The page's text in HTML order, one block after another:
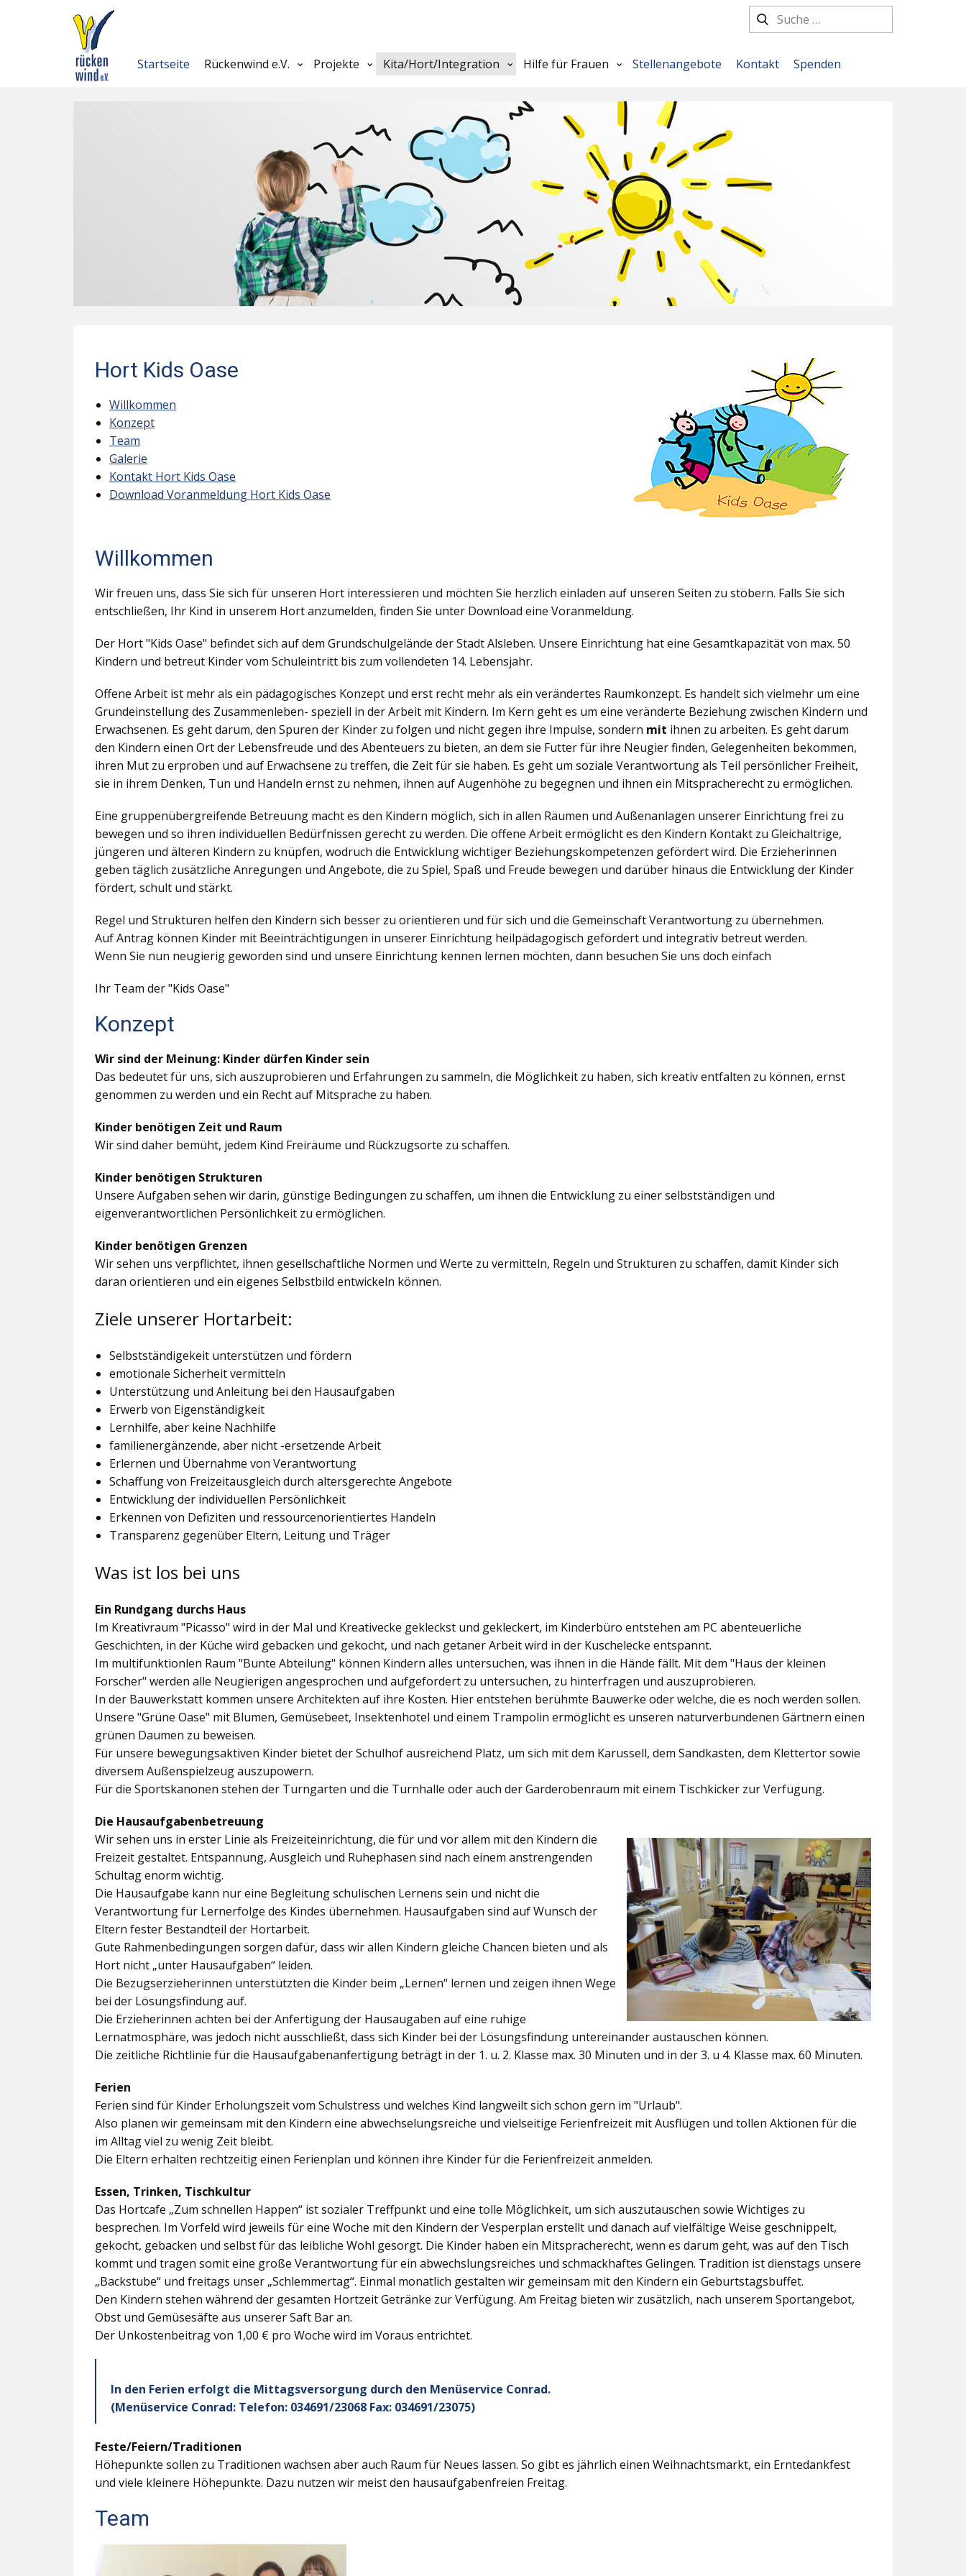
Startseite Rückenwind e.V. Projekte Kita/Hort/Integration Hilfe für Frauen Stellenangebote Kontakt Spenden
Hort Kids Oase
Willkommen
Konzept
Team
Galerie
Kontakt Hort Kids Oase
Download Voranmeldung Hort Kids Oase
Willkommen
Wir freuen uns, dass Sie sich für unseren Hort interessieren und möchten Sie herzlich einladen auf unseren Seiten zu stöbern. Falls Sie sich
entschließen, Ihr Kind in unserem Hort anzumelden, finden Sie unter Download eine Voranmeldung.
Der Hort "Kids Oase" befindet sich auf dem Grundschulgelände der Stadt Alsleben. Unsere Einrichtung hat eine Gesamtkapazität von max. 50
Kindern und betreut Kinder vom Schuleintritt bis zum vollendeten 14. Lebensjahr.
Offene Arbeit ist mehr als ein pädagogisches Konzept und erst recht mehr als ein verändertes Raumkonzept. Es handelt sich vielmehr um eine
Grundeinstellung des Zusammenleben- speziell in der Arbeit mit Kindern. Im Kern geht es um eine veränderte Beziehung zwischen Kindern und
Erwachsenen. Es geht darum, den Spuren der Kinder zu folgen und nicht gegen ihre Impulse, sondern mit ihnen zu arbeiten. Es geht darum
den Kindern einen Ort der Lebensfreude und des Abenteuers zu bieten, an dem sie Futter für ihre Neugier finden, Gelegenheiten bekommen,
ihren Mut zu erproben und auf Erwachsene zu treffen, die Zeit für sie haben. Es geht um soziale Verantwortung als Teil persönlicher Freiheit,
sie in ihrem Denken, Tun und Handeln ernst zu nehmen, ihnen auf Augenhöhe zu begegnen und ihnen ein Mitspracherecht zu ermöglichen.
Eine gruppenübergreifende Betreuung macht es den Kindern möglich, sich in allen Räumen und Außenanlagen unserer Einrichtung frei zu
bewegen und so ihren individuellen Bedürfnissen gerecht zu werden. Die offene Arbeit ermöglicht es den Kindern Kontakt zu Gleichaltrige,
jüngeren und älteren Kindern zu knüpfen, wodruch die Entwicklung wichtiger Beziehungskompetenzen gefördert wird. Die Erzieherinnen
geben täglich zusätzliche Anregungen und Angebote, die zu Spiel, Spaß und Freude bewegen und darüber hinaus die Entwicklung der Kinder
fördert, schult und stärkt.
Regel und Strukturen helfen den Kindern sich besser zu orientieren und für sich und die Gemeinschaft Verantwortung zu übernehmen.
Auf Antrag können Kinder mit Beeinträchtigungen in unserer Einrichtung heilpädagogisch gefördert und integrativ betreut werden.
Wenn Sie nun neugierig geworden sind und unsere Einrichtung kennen lernen möchten, dann besuchen Sie uns doch einfach
Ihr Team der "Kids Oase"
Konzept
Wir sind der Meinung: Kinder dürfen Kinder sein
Das bedeutet für uns, sich auszuprobieren und Erfahrungen zu sammeln, die Möglichkeit zu haben, sich kreativ entfalten zu können, ernst
genommen zu werden und ein Recht auf Mitsprache zu haben.
Kinder benötigen Zeit und Raum
Wir sind daher bemüht, jedem Kind Freiräume und Rückzugsorte zu schaffen.
Kinder benötigen Strukturen
Unsere Aufgaben sehen wir darin, günstige Bedingungen zu schaffen, um ihnen die Entwicklung zu einer selbstständigen und
eigenverantwortlichen Persönlichkeit zu ermöglichen.
Kinder benötigen Grenzen
Wir sehen uns verpflichtet, ihnen gesellschaftliche Normen und Werte zu vermitteln, Regeln und Strukturen zu schaffen, damit Kinder sich
daran orientieren und ein eigenes Selbstbild entwickeln können.
Ziele unserer Hortarbeit:
Selbstständigekeit unterstützen und fördern
emotionale Sicherheit vermitteln
Unterstützung und Anleitung bei den Hausaufgaben
Erwerb von Eigenständigkeit
Lernhilfe, aber keine Nachhilfe
familienergänzende, aber nicht -ersetzende Arbeit
Erlernen und Übernahme von Verantwortung
Schaffung von Freizeitausgleich durch altersgerechte Angebote
Entwicklung der individuellen Persönlichkeit
Erkennen von Defiziten und ressourcenorientiertes Handeln
Transparenz gegenüber Eltern, Leitung und Träger
Was ist los bei uns
Ein Rundgang durchs Haus
Im Kreativraum "Picasso" wird in der Mal und Kreativecke gekleckst und gekleckert, im Kinderbüro entstehen am PC abenteuerliche
Geschichten, in der Küche wird gebacken und gekocht, und nach getaner Arbeit wird in der Kuschelecke entspannt.
Im multifunktionlen Raum "Bunte Abteilung" können Kindern alles untersuchen, was ihnen in die Hände fällt. Mit dem "Haus der kleinen
Forscher" werden alle Neugierigen angesprochen und aufgefordert zu untersuchen, zu hinterfragen und auszuprobieren.
In der Bauwerkstatt kommen unsere Architekten auf ihre Kosten. Hier entstehen berühmte Bauwerke oder welche, die es noch werden sollen.
Unsere "Grüne Oase" mit Blumen, Gemüsebeet, Insektenhotel und einem Trampolin ermöglicht es unseren naturverbundenen Gärtnern einen
grünen Daumen zu beweisen.
Für unsere bewegungsaktiven Kinder bietet derSchulhofausreichend Platz, um sich mit dem Karussell, dem Sandkasten, dem Klettertor sowie
diversem Außenspielzeug auszupowern.
Für die Sportskanonen stehen der Turngarten und die Turnhalle oder auch derGarderobenraum mit einem Tischkicker zur Verfügung.
Die Hausaufgabenbetreuung
Wir sehen uns in erster Linie als Freizeiteinrichtung, die für und vor allem mit den Kindern die
Freizeit gestaltet. Entspannung, Ausgleich und Ruhephasen sind nach einem anstrengenden
Schultag enorm wichtig.
Die Hausaufgabe kann nur eine Begleitung schulischen Lernens sein und nicht die
Verantwortung für Lernerfolge des Kindes übernehmen. Hausaufgaben sind auf Wunsch der
Eltern fester Bestandteil der Hortarbeit.
Gute Rahmenbedingungen sorgen dafür, dass wir allen Kindern gleiche Chancen bieten und als
Hort nicht „unter Hausaufgaben“ leiden.
Die Bezugserzieherinnen unterstützten die Kinder beim „Lernen“ lernen und zeigen ihnen Wege
bei der Lösungsfindung auf.
Die Erzieherinnen achten bei der Anfertigung der Hausaugaben auf eine ruhige
Lernatmosphäre, was jedoch nicht ausschließt, dass sich Kinder bei der Lösungsfindung untereinander austauschen können.
Die zeitliche Richtlinie für die Hausaufgabenanfertigung beträgt in der 1. u. 2. Klasse max. 30 Minuten und in der 3. u 4. Klasse max. 60 Minuten.
Ferien
Ferien sind für Kinder Erholungszeit vom Schulstress und welches Kind langweilt sich schon gern im "Urlaub".
Also planen wir gemeinsam mit den Kindern eine abwechselungsreiche und vielseitige Ferienfreizeit mit Ausflügen und tollen Aktionen für die
im Alltag viel zu wenig Zeit bleibt.
Die Eltern erhalten rechtzeitig einen Ferienplan und können ihre Kinder für die Ferienfreizeit anmelden.
Essen, Trinken, Tischkultur
Das Hortcafe „Zum schnellen Happen“ ist sozialer Treffpunkt und eine tolle Möglichkeit, um sich auszutauschen sowie Wichtiges zu
besprechen. Im Vorfeld wird jeweils für eine Woche mit den Kindern der Vesperplan erstellt und danach auf vielfältige Weise geschnippelt,
gekocht, gebacken und selbst für das leibliche Wohl gesorgt. Die Kinder haben ein Mitspracherecht, wenn es darum geht, was auf den Tisch
kommt und tragen somit eine große Verantwortung für ein abwechslungsreiches und schmackhaftes Gelingen. Tradition ist dienstags unsere
„Backstube“ und freitags unser „Schlemmertag“. Einmal monatlich gestalten wir gemeinsam mit den Kindern ein Geburtstagsbuffet.
Den Kindern stehen während der gesamten Hortzeit Getränke zur Verfügung. Am Freitag bieten wir zusätzlich, nach unserem Sportangebot,
Obst und Gemüsesäfte aus unserer Saft Bar an.
Der Unkostenbeitrag von 1,00 € pro Woche wird im Voraus entrichtet.
In den Ferien erfolgt die Mittagsversorgung durch den Menüservice Conrad.
(Menüservice Conrad: Telefon: 034691/23068 Fax: 034691/23075)
Feste/Feiern/Traditionen
Höhepunkte sollen zu Traditionen wachsen aber auch Raum für Neues lassen. So gibt es jährlich einen Weihnachtsmarkt, ein Erntedankfest
und viele kleinere Höhepunkte. Dazu nutzen wir meist den hausaufgabenfreien Freitag.
Team